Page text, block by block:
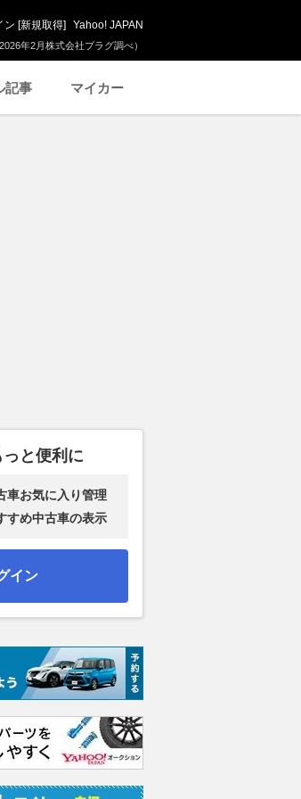
年2月株式会社プラグ調べ）
ン [新規取得] Yahoo! JAPAN
記事 マイカー
と便利に
車お気に入り管理
すめ中古車の表示
イン